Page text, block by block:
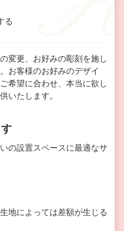
る
変更、お好みの彫刻を施し
お客様のお好みのデザイ
希望に合わせ、本当に欲し
いたします。
の設置スペースに最適なサ
地によっては差額が生じる